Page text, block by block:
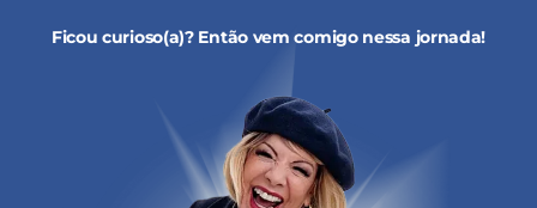
Ficou curioso(a)? Então vem comigo nessa jornada!